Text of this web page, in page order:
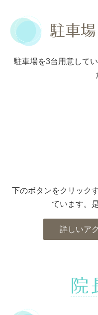
駐車場
駐車場を3台用意して
下のボタンをクリック
ています。
詳しいア
院